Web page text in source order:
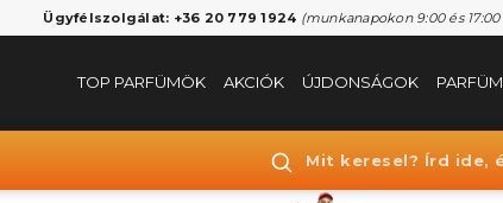
Ügyfélszolgálat: +36 20 779 1924 (munkanapokon 9:00 és
TOP PARFÜMÖK AKCIÓK ÚJDONSÁGOK
Mit keresel? Írd ide,